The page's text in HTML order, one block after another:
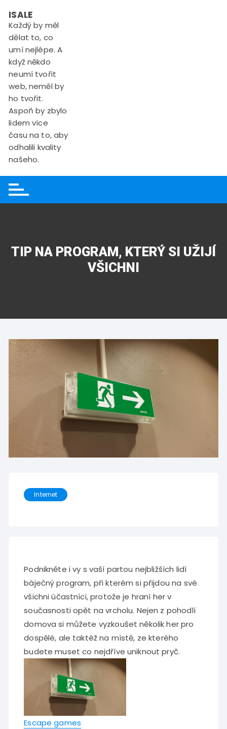
content
ISALE
Každý by měl
dělat to, co
umí nejlépe. A
když někdo
neumí tvořit
web, neměl by
ho tvořit.
Aspoň by zbylo
lidem více
času na to, aby
odhalili kvality
našeho.
TIP NA PROGRAM, KTERÝ SI UŽIJÍ
VŠICHNI
Internet
Podnikněte i vy s vaší partou nejbližších lidí
báječný program, při kterém si přijdou na své
všichni účastníci, protože je hraní her v
současnosti opět na vrcholu. Nejen z pohodlí
domova si můžete vyzkoušet několik her pro
dospělé, ale taktéž na místě, ze kterého
budete muset co nejdříve uniknout pryč.
Escape games